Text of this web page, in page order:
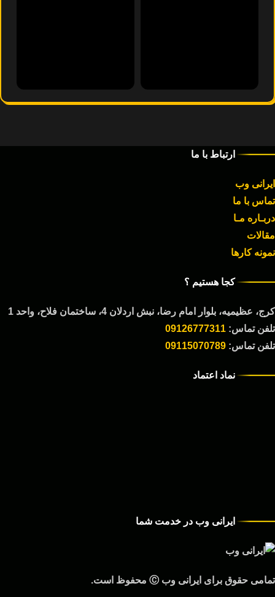
دیزاینارتباط با ما
ایرانی وب
تماس با ما
دربـاره مـا
مقالات
نمونه کارها
کجا هستیم ؟
کرج، عظیمیه، بلوار امام رضا، نبش اردلان 4، ساختمان فلاح، واحد 1
تلفن تماس: 09126777311
تلفن تماس: 09115070789
نماد اعتماد
ایرانی وب در خدمت شما
تمامی حقوق برای ایرانی وب Ⓒ محفوظ است.